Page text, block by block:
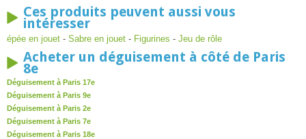
Ces produits peuvent aussi vous
intéresser
épée en jouet - Sabre en jouet - Figurines - Jeu de rôle
Acheter un déguisement à côté de Paris
8e
Déguisement à Paris 17e
Déguisement à Paris 9e
Déguisement à Paris 2e
Déguisement à Paris 7e
Déguisement à Paris 18e